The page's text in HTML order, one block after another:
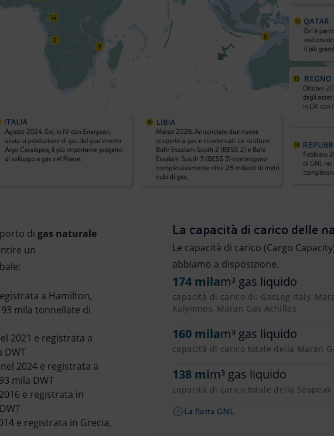
di gas naturale
un
a Hamilton,
mila tonnellate di
2021 e registrata a
DWT
2024 e registrata a
mila DWT
e registrata in
e registrata in Grecia,
La capacità di carico delle
Le capacità di carico (Cargo
abbiamo a disposizione.
174 milam³ gas liquido
capacità di carico di: GasLog Italy,
Kalymnos, Maran Gas Achilles
160 milam³ gas liquido
capacità di carico totale della Maran
138 mim³ gas liquido
capacità di carico totale della Seapeak
La flotta GNL